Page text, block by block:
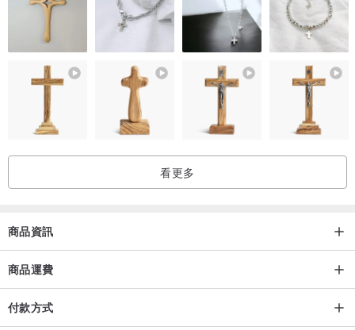
看更多
商品資訊
商品運費
付款方式